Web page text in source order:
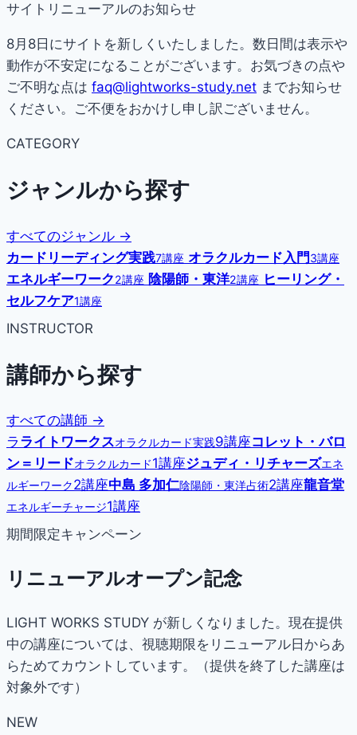
サイトリニューアルのお知らせ
8月8日にサイトを新しくいたしました。数日間は表示や
動作が不安定になることがございます。お気づきの点や
ご不明な点は faq@lightworks-study.net までお知らせ
ください。ご不便をおかけし申し訳ございません。
CATEGORY
ジャンルから探す
すべてのジャンル →
カードリーディング実践7講座 オラクルカード入門3講座
エネルギーワーク2講座 陰陽師・東洋2講座 ヒーリング・
セルフケア1講座
INSTRUCTOR
講師から探す
すべての講師 →
ラ ライトワークスオラクルカード実践9講座コレット・バロ
ン＝リードオラクルカード1講座ジュディ・リチャーズエネ
ルギーワーク2講座中島 多加仁陰陽師・東洋占術2講座龍音堂
エネルギーチャージ1講座
期間限定キャンペーン
リニューアルオープン記念
LIGHT WORKS STUDY が新しくなりました。現在提供
中の講座については、視聴期限をリニューアル日からあ
らためてカウントしています。（提供を終了した講座は
対象外です）
NEW